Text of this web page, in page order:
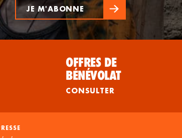
JE M'ABONNE
OFFRES DE
BÉNÉVOLAT
CONSULTER